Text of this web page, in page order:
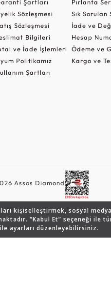
kişiselleştirmek, sosyal
“Kabul Et” seçeneği ile
ayarları düzenleyebilirsiniz.
Şartları
Sözleşmesi
Sözleşmesi
Bilgileri
ve İade İşlemleri
Politikamız
Şartları
Pırlanta
Sık Sorulan
İade ve
Hesap
Ödeme ve
Kargo ve
Assos Diamond